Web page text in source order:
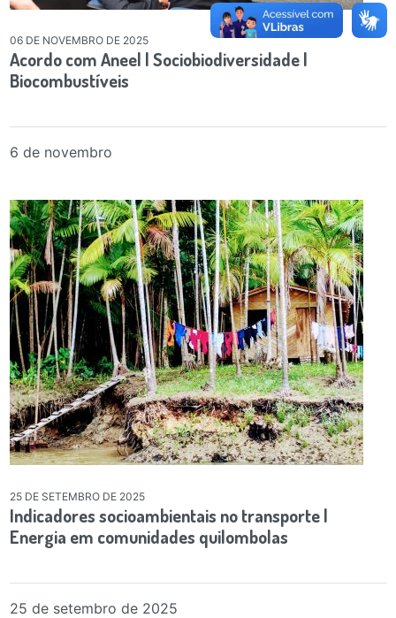
06 DE NOVEMBRO DE 2025
Acordo com Aneel | Sociobiodiversidade |
Biocombustíveis
6 de novembro
25 DE SETEMBRO DE 2025
Indicadores socioambientais no transporte |
Energia em comunidades quilombolas
25 de setembro de 2025